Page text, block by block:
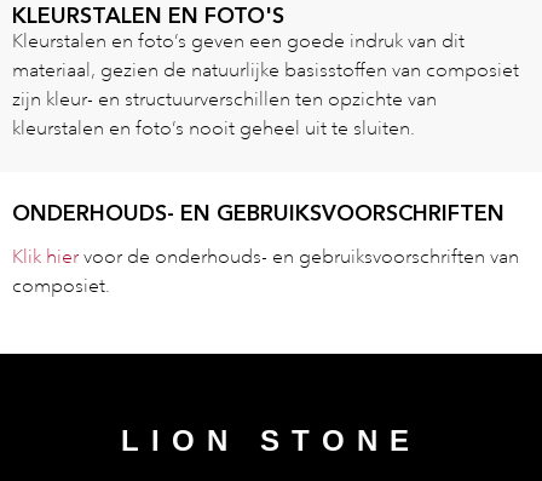
KLEURSTALEN EN FOTO'S
Kleurstalen en foto’s geven een goede indruk van dit
materiaal, gezien de natuurlijke basisstoffen van composiet
zijn kleur- en structuurverschillen ten opzichte van
kleurstalen en foto’s nooit geheel uit te sluiten.
ONDERHOUDS- EN GEBRUIKSVOORSCHRIFTEN
Klik hiervoor de onderhouds- en gebruiksvoorschriften van
composiet.
LION STONE